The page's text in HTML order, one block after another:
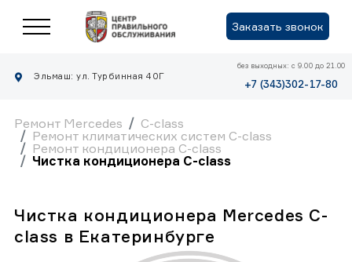
Заказать звонок
Эльмаш: ул. Турбинная 40Г
без выходных: с 9.00 до 21.00
+7 (343)302-17-80
Ремонт Mercedes
C-class
Ремонт климатических систем C-class
Ремонт кондиционера C-class
Чистка кондиционера C-class
Чистка кондиционера Mercedes C-
class в Екатеринбурге